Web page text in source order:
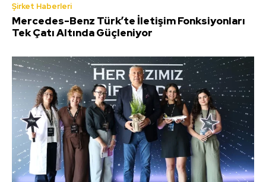
Şirket Haberleri
Mercedes-Benz Türk’te İletişim Fonksiyonları
Tek Çatı Altında Güçleniyor